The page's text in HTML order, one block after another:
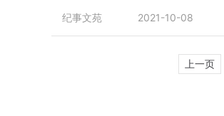
纪事文苑 2021-10-08
上一页